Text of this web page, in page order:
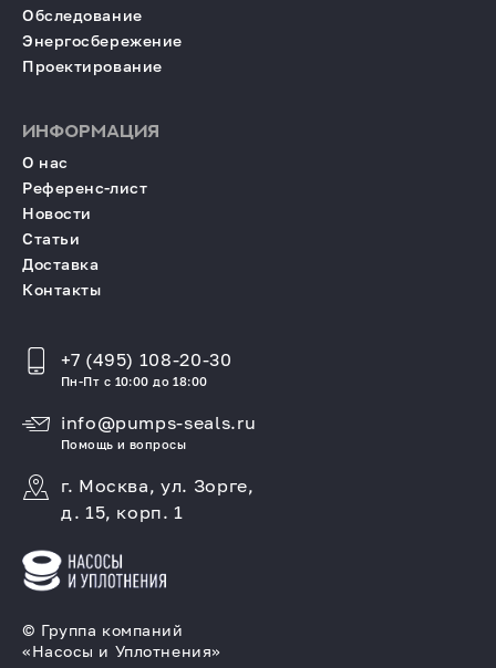
© Группа компаний
«Насосы и Уплотнения»
Обследование
Энергосбережение
Проектирование
ИНФОРМАЦИЯ
О нас
Референс-лист
Новости
Статьи
Доставка
Контакты
+7 (495) 108-20-30
Пн-Пт с 10:00 до 18:00
info@pumps-seals.ru
Помощь и вопросы
г. Москва, ул. Зорге,
д. 15, корп. 1